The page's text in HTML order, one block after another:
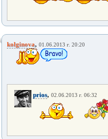
kolginova, 01.06.2013 г. 20:20
prios, 02.06.2013 г. 06:32